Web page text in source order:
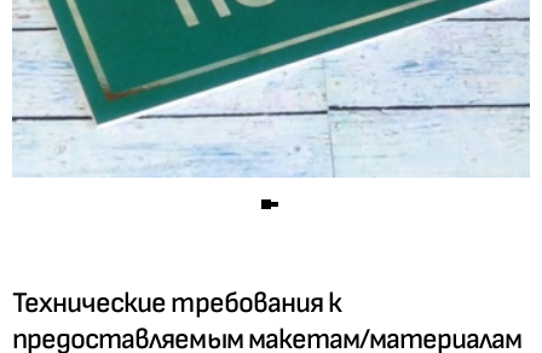
Технические требования к
предоставляемым макетам/материалам